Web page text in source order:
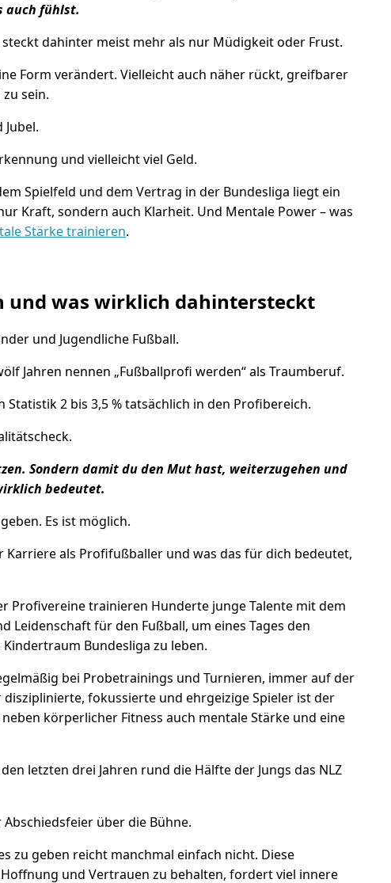
auch fühlst.
dahinter meist mehr als nur Müdigkeit oder Frust.
Form verändert. Vielleicht auch näher rückt, greifbarer
sein.
und vielleicht viel Geld.
Spielfeld und dem Vertrag in der Bundesliga liegt ein
Kraft, sondern auch Klarheit. Und Mentale Power – was
Stärke trainieren.
was wirklich dahintersteckt
und Jugendliche Fußball.
Jahren nennen „Fußballprofi werden“ als Traumberuf.
Statistik 2 bis 3,5 % tatsächlich in den Profibereich.
Sondern damit du den Mut hast, weiterzugehen und
bedeutet.
Es ist möglich.
als Profifußballer und was das für dich bedeutet,
Profivereine trainieren Hunderte junge Talente mit dem
Leidenschaft für den Fußball, um eines Tages den
Bundesliga zu leben.
bei Probetrainings und Turnieren, immer auf der
fokussierte und ehrgeizige Spieler ist der
körperlicher Fitness auch mentale Stärke und eine
letzten drei Jahren rund die Hälfte der Jungs das NLZ
über die Bühne.
zu geben reicht manchmal einfach nicht. Diese
und Vertrauen zu behalten, fordert viel innere